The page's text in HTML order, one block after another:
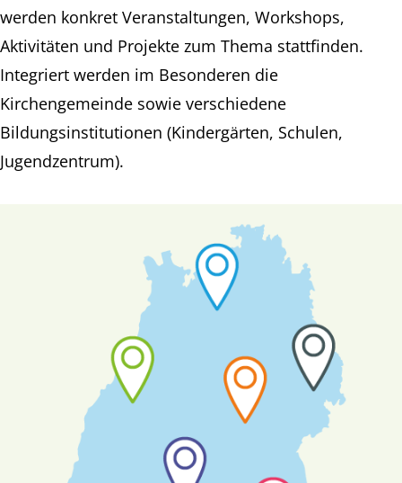
werden konkret Veranstaltungen, Workshops,
Aktivitäten und Projekte zum Thema stattfinden.
Integriert werden im Besonderen die
Kirchengemeinde sowie verschiedene
Bildungsinstitutionen (Kindergärten, Schulen,
Jugendzentrum).